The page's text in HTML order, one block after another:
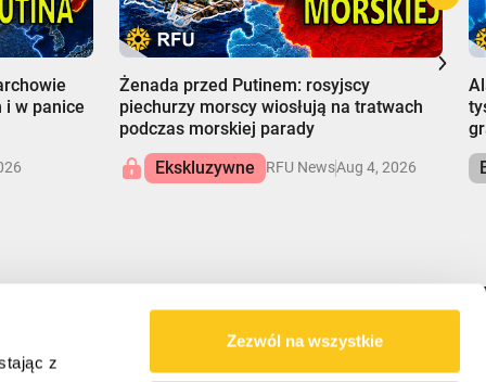
z
Zezwól na wszystkie
i w panice
Żenada przed Putinem: rosyjscy
piechurzy morscy wiosłują na tratwach
podczas morskiej parady
Ekskluzywne
RFU NewsAug 4, 2026